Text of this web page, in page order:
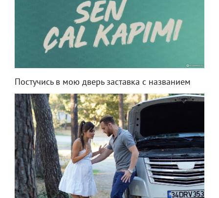
Постучись в мою дверь заставка с названием